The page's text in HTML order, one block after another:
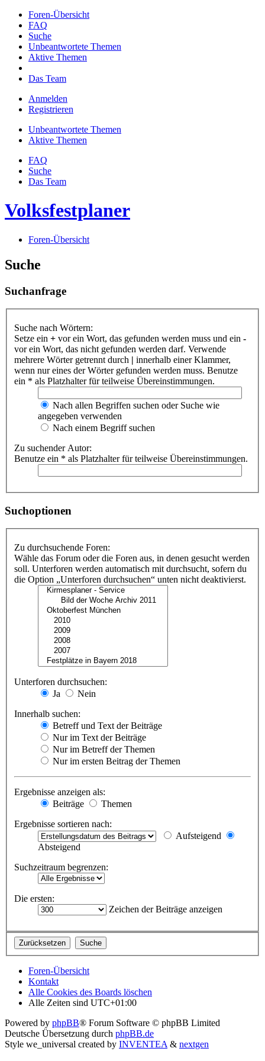
Foren-Übersicht
FAQ
Suche
Unbeantwortete Themen
Aktive Themen
Das Team
Anmelden
Registrieren
Unbeantwortete Themen
Aktive Themen
FAQ
Suche
Das Team
Volksfestplaner
Foren-Übersicht
Suche
Suchanfrage
Suche nach Wörtern:
Setze ein + vor ein Wort, das gefunden werden muss und ein -
vor ein Wort, das nicht gefunden werden darf. Verwende
mehrere Wörter getrennt durch | innerhalb einer Klammer,
wenn nur eines der Wörter gefunden werden muss. Benutze
ein * als Platzhalter für teilweise Übereinstimmungen.
Nach allen Begriffen suchen oder Suche wie
angegeben verwenden
Nach einem Begriff suchen
Zu suchender Autor:
Benutze ein * als Platzhalter für teilweise Übereinstimmungen.
Suchoptionen
Zu durchsuchende Foren:
Wähle das Forum oder die Foren aus, in denen gesucht werden
soll. Unterforen werden automatisch mit durchsucht, sofern du
die Option „Unterforen durchsuchen“ unten nicht deaktivierst.
Unterforen durchsuchen:
Ja
Nein
Innerhalb suchen:
Betreff und Text der Beiträge
Nur im Text der Beiträge
Nur im Betreff der Themen
Nur im ersten Beitrag der Themen
Ergebnisse anzeigen als:
Beiträge
Themen
Ergebnisse sortieren nach:
Aufsteigend
Absteigend
Suchzeitraum begrenzen:
Die ersten:
Zeichen der Beiträge anzeigen
Foren-Übersicht
Kontakt
Alle Cookies des Boards löschen
Alle Zeiten sind UTC+01:00
Powered by phpBB® Forum Software © phpBB Limited
Deutsche Übersetzung durch phpBB.de
Style we_universal created by INVENTEA & nextgen